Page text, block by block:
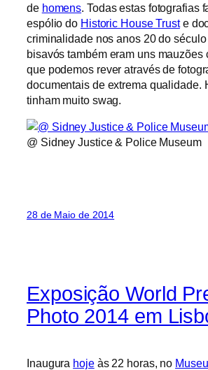
de homens . Todas estas fotografias
espólio do Historic House Truste
criminalidade nos anos 20 do
bisavós também eram uns mauzões
que podemos rever através de
documentais de extrema qualidade.
tinham muito swag.
@ Sidney Justice & Police Museum
28 de Maio de 2014
Exposição World
Photo 2014 em
Inaugura hojeàs 22 horas, no